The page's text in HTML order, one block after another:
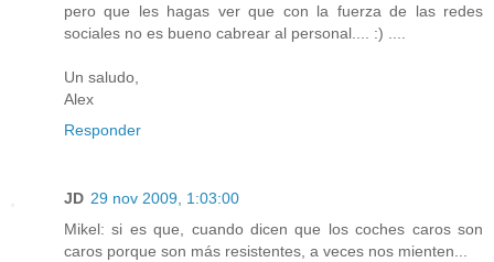
pero que les hagas ver que con la fuerza de las redes
sociales no es bueno cabrear al personal.... :) ....
Un saludo,
Alex
Responder
JD 29 nov 2009, 1:03:00
Mikel: si es que, cuando dicen que los coches caros son
caros porque son más resistentes, a veces nos mienten...